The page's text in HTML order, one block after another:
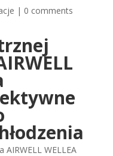
| 0 comments
WELLEA